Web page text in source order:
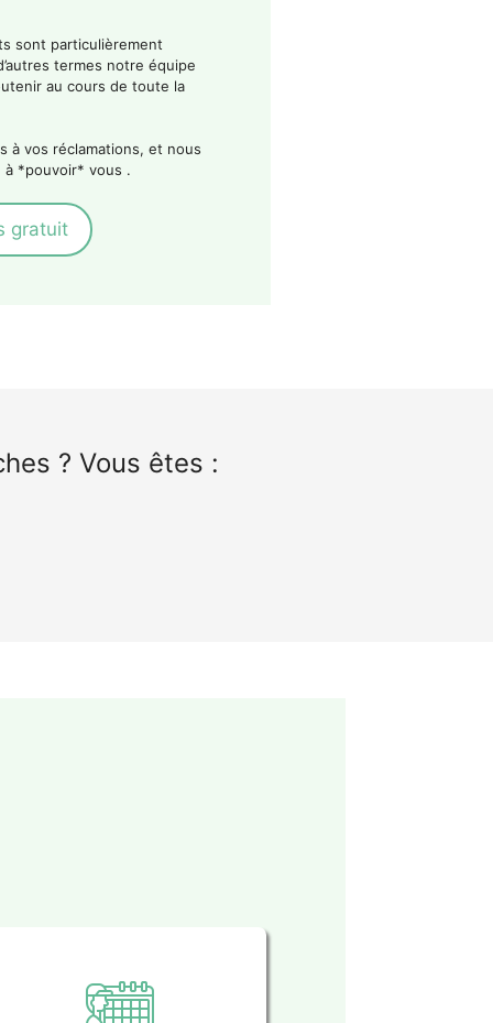
sont particulièrement
termes notre équipe
au cours de toute la
à vos réclamations, et nous
*pouvoir* vous .
gratuit
? Vous êtes :